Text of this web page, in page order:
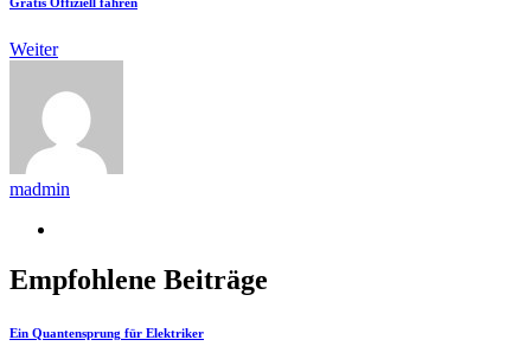
Weiter
madmin
Empfohlene Beiträge
Ein Quantensprung für Elektriker